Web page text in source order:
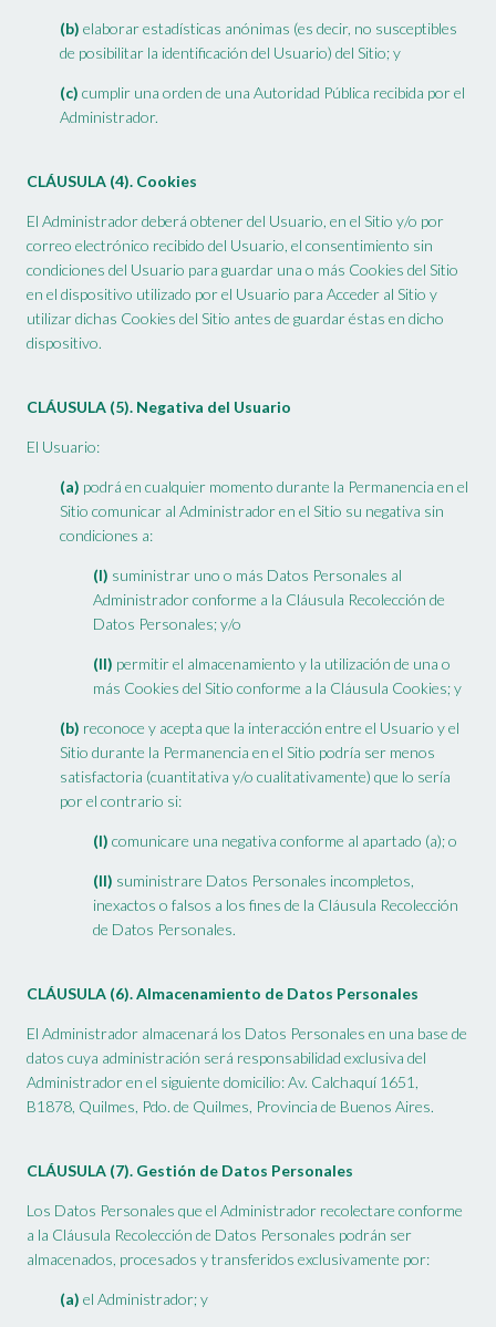
(b) elaborar estadísticas anónimas (es decir, no susceptibles
de posibilitar la identificación del Usuario) del Sitio; y
(c) cumplir una orden de una Autoridad Pública recibida por el
Administrador.
CLÁUSULA (4). Cookies
El Administrador deberá obtener del Usuario, en el Sitio y/o por
correo electrónico recibido del Usuario, el consentimiento sin
condiciones del Usuario para guardar una o más Cookies del Sitio
en el dispositivo utilizado por el Usuario para Acceder al Sitio y
utilizar dichas Cookies del Sitio antes de guardar éstas en dicho
dispositivo.
CLÁUSULA (5). Negativa del Usuario
El Usuario:
(a) podrá en cualquier momento durante la Permanencia en el
Sitio comunicar al Administrador en el Sitio su negativa sin
condiciones a:
(I) suministrar uno o más Datos Personales al
Administrador conforme a la Cláusula Recolección de
Datos Personales; y/o
(II) permitir el almacenamiento y la utilización de una o
más Cookies del Sitio conforme a la Cláusula Cookies; y
(b) reconoce y acepta que la interacción entre el Usuario y el
Sitio durante la Permanencia en el Sitio podría ser menos
satisfactoria (cuantitativa y/o cualitativamente) que lo sería
por el contrario si:
(I) comunicare una negativa conforme al apartado (a); o
(II) suministrare Datos Personales incompletos,
inexactos o falsos a los fines de la Cláusula Recolección
de Datos Personales.
CLÁUSULA (6). Almacenamiento de Datos Personales
El Administrador almacenará los Datos Personales en una base de
datos cuya administración será responsabilidad exclusiva del
Administrador en el siguiente domicilio: Av. Calchaquí 1651,
B1878, Quilmes, Pdo. de Quilmes, Provincia de Buenos Aires.
CLÁUSULA (7). Gestión de Datos Personales
Los Datos Personales que el Administrador recolectare conforme
a la Cláusula Recolección de Datos Personales podrán ser
almacenados, procesados y transferidos exclusivamente por:
(a) el Administrador; y